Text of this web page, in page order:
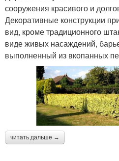
сооружения красивого и
Декоративные конструкции
вид, кроме традиционного
виде живых насаждений,
выполненный из вкопанных
читать дальше →